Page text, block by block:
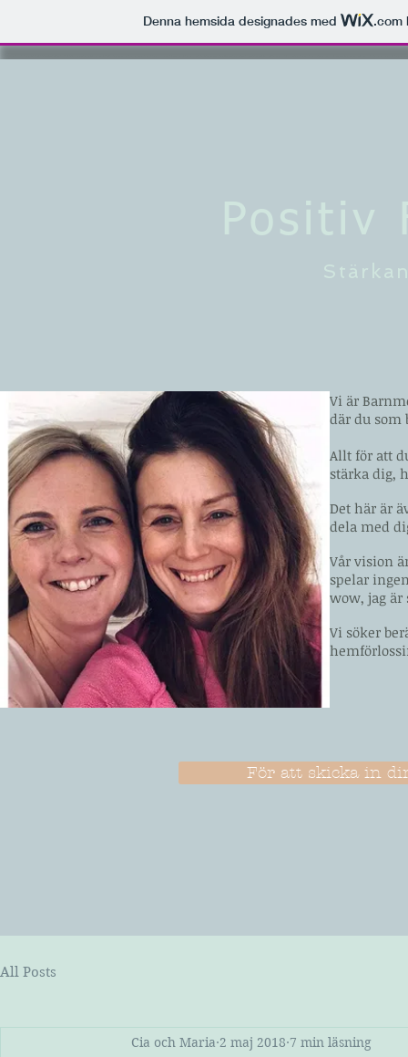
Denna hemsida designades med .com
Positiv
Vi är
där du som
Allt för att
stärka dig,
Det här är
dela med
Vår vision
spelar
wow, jag är
Vi söker
För att skicka in
All Posts
Cia och Maria 2 maj 2018 7 min läsning